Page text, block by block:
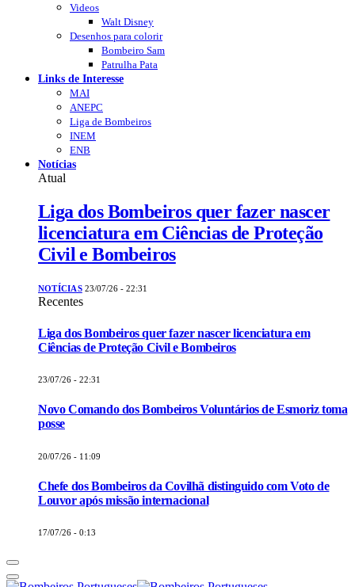
Videos
Walt Disney
Desenhos para colorir
Bombeiro Sam
Patrulha Pata
Links de Interesse
MAI
ANEPC
Liga de Bombeiros
INEM
ENB
Notícias
Atual
Liga dos Bombeiros quer fazer nascer
licenciatura em Ciências de Proteção
Civil e Bombeiros
NOTÍCIAS 23/07/26 - 22:31
Recentes
Liga dos Bombeiros quer fazer nascer licenciatura em
Ciências de Proteção Civil e Bombeiros
23/07/26 - 22:31
Novo Comando dos Bombeiros Voluntários de Esmoriz toma
posse
20/07/26 - 11:09
Chefe dos Bombeiros da Covilhã distinguido com Voto de
Louvor após missão internacional
17/07/26 - 0:13